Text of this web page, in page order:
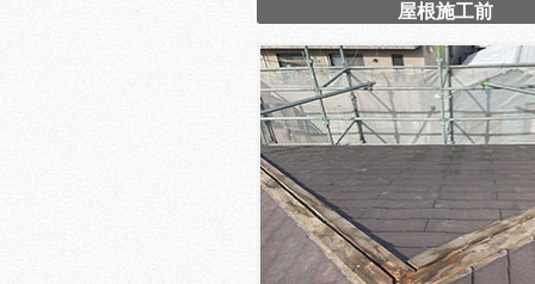
屋根施工前